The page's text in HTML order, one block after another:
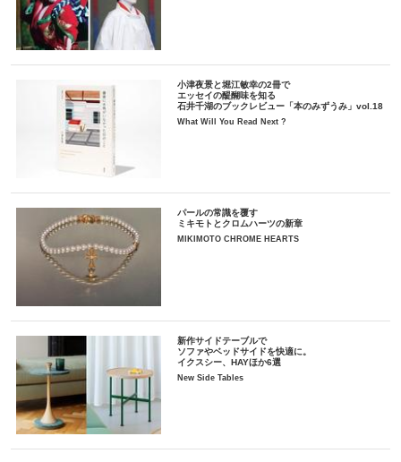
小津夜景と堀江敏幸の2冊で
エッセイの醍醐味を知る
石井千湖のブックレビュー「本のみずうみ」vol.18
What Will You Read Next ?
パールの常識を覆す
ミキモトとクロムハーツの新章
MIKIMOTO CHROME HEARTS
新作サイドテーブルで
ソファやベッドサイドを快適に。
イクスシー、HAYほか6選
New Side Tables